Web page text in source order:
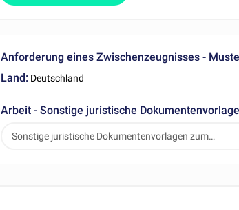
Anforderung eines Zwischenzeugnisses -
Land: Deutschland
Arbeit - Sonstige juristische
Sonstige juristische Dokumentenvorlagen zum